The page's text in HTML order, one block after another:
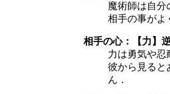
魔術師は自分
相手の事がよ
相手の心：【力】
力は勇気や忍
彼から見ると
ん．